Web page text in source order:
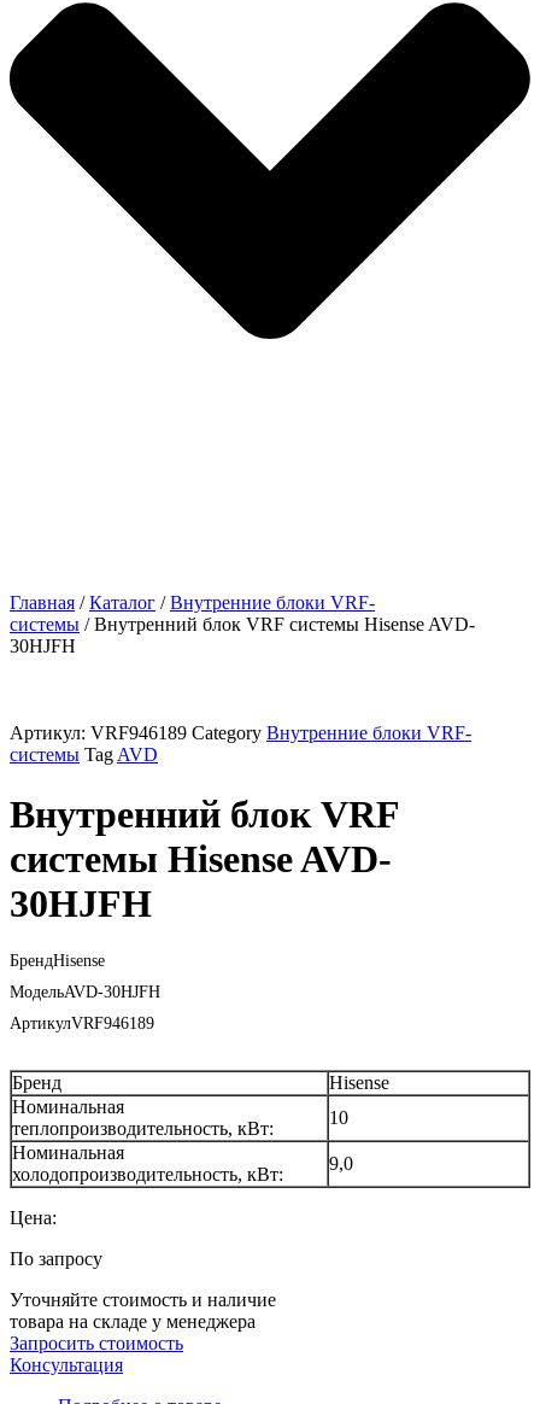
Главная /Каталог /Внутренние блоки VRF-
cистемы / Внутренний блок VRF системы Hisense AVD-
30HJFH
Артикул: VRF946189 Category Внутренние блоки VRF-
cистемы Tag AVD
Внутренний блок VRF
системы Hisense AVD-
30HJFH
БрендHisense
МодельAVD-30HJFH
АртикулVRF946189
Бренд
Hisense
Номинальная
теплопроизводительность, кВт:
10
Номинальная
холодопроизводительность, кВт:
9,0
Цена:
По запросу
Уточняйте стоимость и наличие
товара на складе у менеджера
Запросить стоимость
Консультация